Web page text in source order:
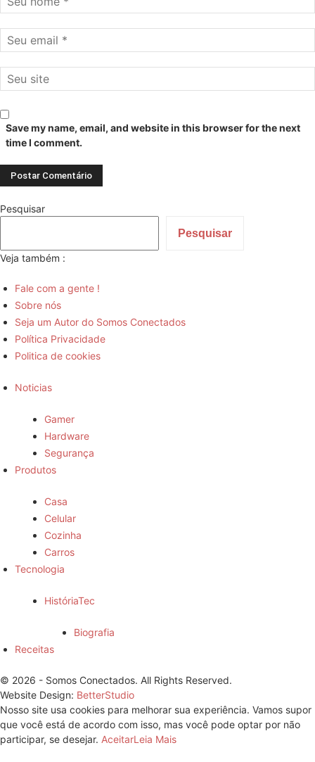
Save my name, email, and website in this browser for the next
time I comment.
Pesquisar
Pesquisar
Veja também :
Fale com a gente !
Sobre nós
Seja um Autor do Somos Conectados
Política Privacidade
Politica de cookies
Noticias
Gamer
Hardware
Segurança
Produtos
Casa
Celular
Cozinha
Carros
Tecnologia
HistóriaTec
Biografia
Receitas
© 2026 - Somos Conectados. All Rights Reserved.
Website Design: BetterStudio
Nosso site usa cookies para melhorar sua experiência. Vamos supor
que você está de acordo com isso, mas você pode optar por não
participar, se desejar. AceitarLeia Mais